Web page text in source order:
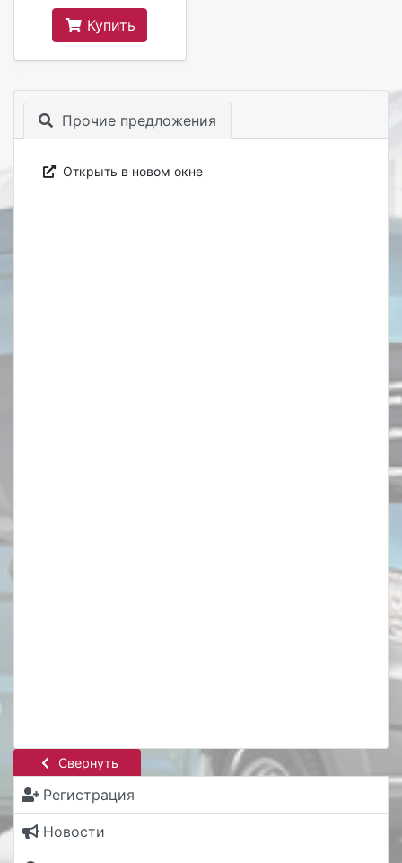
Свернуть
Регистрация
Новости
Купить
Прочие предложения
Открыть в новом окне